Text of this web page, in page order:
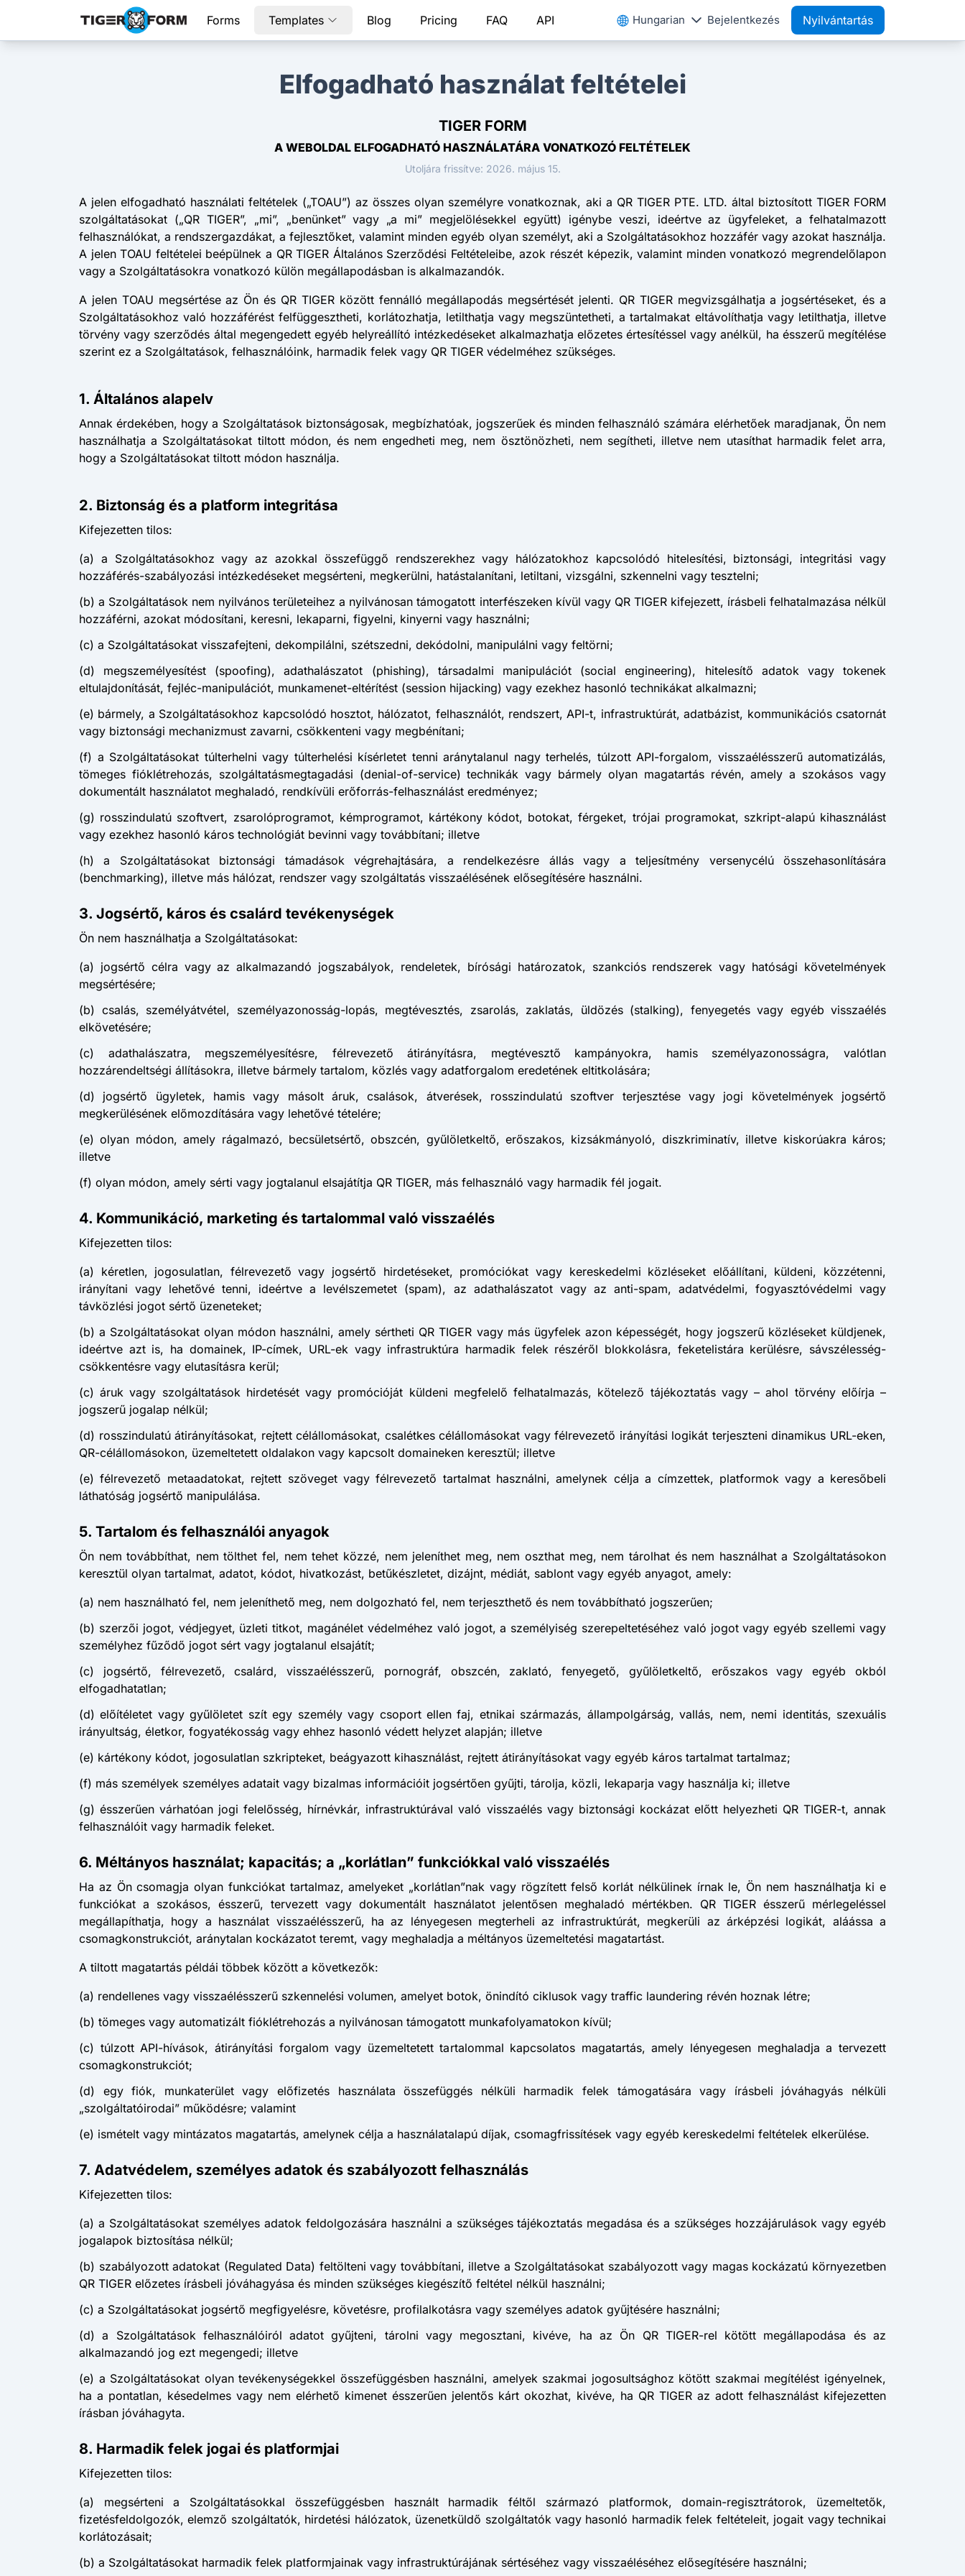
Forms Templates Blog Pricing FAQ API Hungarian Bejelentkezés Nyilvántartás
Elfogadható használat feltételei
TIGER FORM
A WEBOLDAL ELFOGADHATÓ HASZNÁLATÁRA VONATKOZÓ FELTÉTELEK
Utoljára frissítve: 2026. május 15.
A jelen elfogadható használati feltételek („TOAU”) az összes olyan személyre vonatkoznak, aki a QR TIGER PTE. LTD. által biztosított TIGER FORM
szolgáltatásokat („QR TIGER”, „mi”, „benünket” vagy „a mi” megjelölésekkel együtt) igénybe veszi, ideértve az ügyfeleket, a felhatalmazott
felhasználókat, a rendszergazdákat, a fejlesztőket, valamint minden egyéb olyan személyt, aki a Szolgáltatásokhoz hozzáfér vagy azokat használja.
A jelen TOAU feltételei beépülnek a QR TIGER Általános Szerződési Feltételeibe, azok részét képezik, valamint minden vonatkozó megrendelőlapon
vagy a Szolgáltatásokra vonatkozó külön megállapodásban is alkalmazandók.
A jelen TOAU megsértése az Ön és QR TIGER között fennálló megállapodás megsértését jelenti. QR TIGER megvizsgálhatja a jogsértéseket, és a
Szolgáltatásokhoz való hozzáférést felfüggesztheti, korlátozhatja, letilthatja vagy megszüntetheti, a tartalmakat eltávolíthatja vagy letilthatja, illetve
törvény vagy szerződés által megengedett egyéb helyreállító intézkedéseket alkalmazhatja előzetes értesítéssel vagy anélkül, ha ésszerű megítélése
szerint ez a Szolgáltatások, felhasználóink, harmadik felek vagy QR TIGER védelméhez szükséges.
1. Általános alapelv
Annak érdekében, hogy a Szolgáltatások biztonságosak, megbízhatóak, jogszerűek és minden felhasználó számára elérhetőek maradjanak, Ön nem
használhatja a Szolgáltatásokat tiltott módon, és nem engedheti meg, nem ösztönözheti, nem segítheti, illetve nem utasíthat harmadik felet arra,
hogy a Szolgáltatásokat tiltott módon használja.
2. Biztonság és a platform integritása
Kifejezetten tilos:
(a) a Szolgáltatásokhoz vagy az azokkal összefüggő rendszerekhez vagy hálózatokhoz kapcsolódó hitelesítési, biztonsági, integritási vagy
hozzáférés-szabályozási intézkedéseket megsérteni, megkerülni, hatástalanítani, letiltani, vizsgálni, szkennelni vagy tesztelni;
(b) a Szolgáltatások nem nyilvános területeihez a nyilvánosan támogatott interfészeken kívül vagy QR TIGER kifejezett, írásbeli felhatalmazása nélkül
hozzáférni, azokat módosítani, keresni, lekaparni, figyelni, kinyerni vagy használni;
(c) a Szolgáltatásokat visszafejteni, dekompilálni, szétszedni, dekódolni, manipulálni vagy feltörni;
(d) megszemélyesítést (spoofing), adathalászatot (phishing), társadalmi manipulációt (social engineering), hitelesítő adatok vagy tokenek
eltulajdonítását, fejléc-manipulációt, munkamenet-eltérítést (session hijacking) vagy ezekhez hasonló technikákat alkalmazni;
(e) bármely, a Szolgáltatásokhoz kapcsolódó hosztot, hálózatot, felhasználót, rendszert, API-t, infrastruktúrát, adatbázist, kommunikációs csatornát
vagy biztonsági mechanizmust zavarni, csökkenteni vagy megbénítani;
(f) a Szolgáltatásokat túlterhelni vagy túlterhelési kísérletet tenni aránytalanul nagy terhelés, túlzott API-forgalom, visszaélésszerű automatizálás,
tömeges fióklétrehozás, szolgáltatásmegtagadási (denial-of-service) technikák vagy bármely olyan magatartás révén, amely a szokásos vagy
dokumentált használatot meghaladó, rendkívüli erőforrás-felhasználást eredményez;
(g) rosszindulatú szoftvert, zsarolóprogramot, kémprogramot, kártékony kódot, botokat, férgeket, trójai programokat, szkript-alapú kihasználást
vagy ezekhez hasonló káros technológiát bevinni vagy továbbítani; illetve
(h) a Szolgáltatásokat biztonsági támadások végrehajtására, a rendelkezésre állás vagy a teljesítmény versenycélú összehasonlítására
(benchmarking), illetve más hálózat, rendszer vagy szolgáltatás visszaélésének elősegítésére használni.
3. Jogsértő, káros és csalárd tevékenységek
Ön nem használhatja a Szolgáltatásokat:
(a) jogsértő célra vagy az alkalmazandó jogszabályok, rendeletek, bírósági határozatok, szankciós rendszerek vagy hatósági követelmények
megsértésére;
(b) csalás, személyátvétel, személyazonosság-lopás, megtévesztés, zsarolás, zaklatás, üldözés (stalking), fenyegetés vagy egyéb visszaélés
elkövetésére;
(c) adathalászatra, megszemélyesítésre, félrevezető átirányításra, megtévesztő kampányokra, hamis személyazonosságra, valótlan
hozzárendeltségi állításokra, illetve bármely tartalom, közlés vagy adatforgalom eredetének eltitkolására;
(d) jogsértő ügyletek, hamis vagy másolt áruk, csalások, átverések, rosszindulatú szoftver terjesztése vagy jogi követelmények jogsértő
megkerülésének előmozdítására vagy lehetővé tételére;
(e) olyan módon, amely rágalmazó, becsületsértő, obszcén, gyűlöletkeltő, erőszakos, kizsákmányoló, diszkriminatív, illetve kiskorúakra káros;
illetve
(f) olyan módon, amely sérti vagy jogtalanul elsajátítja QR TIGER, más felhasználó vagy harmadik fél jogait.
4. Kommunikáció, marketing és tartalommal való visszaélés
Kifejezetten tilos:
(a) kéretlen, jogosulatlan, félrevezető vagy jogsértő hirdetéseket, promóciókat vagy kereskedelmi közléseket előállítani, küldeni, közzétenni,
irányítani vagy lehetővé tenni, ideértve a levélszemetet (spam), az adathalászatot vagy az anti-spam, adatvédelmi, fogyasztóvédelmi vagy
távközlési jogot sértő üzeneteket;
(b) a Szolgáltatásokat olyan módon használni, amely sértheti QR TIGER vagy más ügyfelek azon képességét, hogy jogszerű közléseket küldjenek,
ideértve azt is, ha domainek, IP-címek, URL-ek vagy infrastruktúra harmadik felek részéről blokkolásra, feketelistára kerülésre, sávszélesség-
csökkentésre vagy elutasításra kerül;
(c) áruk vagy szolgáltatások hirdetését vagy promócióját küldeni megfelelő felhatalmazás, kötelező tájékoztatás vagy – ahol törvény előírja –
jogszerű jogalap nélkül;
(d) rosszindulatú átirányításokat, rejtett célállomásokat, csalétkes célállomásokat vagy félrevezető irányítási logikát terjeszteni dinamikus URL-eken,
QR-célállomásokon, üzemeltetett oldalakon vagy kapcsolt domaineken keresztül; illetve
(e) félrevezető metaadatokat, rejtett szöveget vagy félrevezető tartalmat használni, amelynek célja a címzettek, platformok vagy a keresőbeli
láthatóság jogsértő manipulálása.
5. Tartalom és felhasználói anyagok
Ön nem továbbíthat, nem tölthet fel, nem tehet közzé, nem jeleníthet meg, nem oszthat meg, nem tárolhat és nem használhat a Szolgáltatásokon
keresztül olyan tartalmat, adatot, kódot, hivatkozást, betűkészletet, dizájnt, médiát, sablont vagy egyéb anyagot, amely:
(a) nem használható fel, nem jeleníthető meg, nem dolgozható fel, nem terjeszthető és nem továbbítható jogszerűen;
(b) szerzői jogot, védjegyet, üzleti titkot, magánélet védelméhez való jogot, a személyiség szerepeltetéséhez való jogot vagy egyéb szellemi vagy
személyhez fűződő jogot sért vagy jogtalanul elsajátít;
(c) jogsértő, félrevezető, csalárd, visszaélésszerű, pornográf, obszcén, zaklató, fenyegető, gyűlöletkeltő, erőszakos vagy egyéb okból
elfogadhatatlan;
(d) előítéletet vagy gyűlöletet szít egy személy vagy csoport ellen faj, etnikai származás, állampolgárság, vallás, nem, nemi identitás, szexuális
irányultság, életkor, fogyatékosság vagy ehhez hasonló védett helyzet alapján; illetve
(e) kártékony kódot, jogosulatlan szkripteket, beágyazott kihasználást, rejtett átirányításokat vagy egyéb káros tartalmat tartalmaz;
(f) más személyek személyes adatait vagy bizalmas információit jogsértően gyűjti, tárolja, közli, lekaparja vagy használja ki; illetve
(g) ésszerűen várhatóan jogi felelősség, hírnévkár, infrastruktúrával való visszaélés vagy biztonsági kockázat előtt helyezheti QR TIGER-t, annak
felhasználóit vagy harmadik feleket.
6. Méltányos használat; kapacitás; a „korlátlan” funkciókkal való visszaélés
Ha az Ön csomagja olyan funkciókat tartalmaz, amelyeket „korlátlan”nak vagy rögzített felső korlát nélkülinek írnak le, Ön nem használhatja ki e
funkciókat a szokásos, ésszerű, tervezett vagy dokumentált használatot jelentősen meghaladó mértékben. QR TIGER ésszerű mérlegeléssel
megállapíthatja, hogy a használat visszaélésszerű, ha az lényegesen megterheli az infrastruktúrát, megkerüli az árképzési logikát, aláássa a
csomagkonstrukciót, aránytalan kockázatot teremt, vagy meghaladja a méltányos üzemeltetési magatartást.
A tiltott magatartás példái többek között a következők:
(a) rendellenes vagy visszaélésszerű szkennelési volumen, amelyet botok, önindító ciklusok vagy traffic laundering révén hoznak létre;
(b) tömeges vagy automatizált fióklétrehozás a nyilvánosan támogatott munkafolyamatokon kívül;
(c) túlzott API-hívások, átirányítási forgalom vagy üzemeltetett tartalommal kapcsolatos magatartás, amely lényegesen meghaladja a tervezett
csomagkonstrukciót;
(d) egy fiók, munkaterület vagy előfizetés használata összefüggés nélküli harmadik felek támogatására vagy írásbeli jóváhagyás nélküli
„szolgáltatóirodai” működésre; valamint
(e) ismételt vagy mintázatos magatartás, amelynek célja a használatalapú díjak, csomagfrissítések vagy egyéb kereskedelmi feltételek elkerülése.
7. Adatvédelem, személyes adatok és szabályozott felhasználás
Kifejezetten tilos:
(a) a Szolgáltatásokat személyes adatok feldolgozására használni a szükséges tájékoztatás megadása és a szükséges hozzájárulások vagy egyéb
jogalapok biztosítása nélkül;
(b) szabályozott adatokat (Regulated Data) feltölteni vagy továbbítani, illetve a Szolgáltatásokat szabályozott vagy magas kockázatú környezetben
QR TIGER előzetes írásbeli jóváhagyása és minden szükséges kiegészítő feltétel nélkül használni;
(c) a Szolgáltatásokat jogsértő megfigyelésre, követésre, profilalkotásra vagy személyes adatok gyűjtésére használni;
(d) a Szolgáltatások felhasználóiról adatot gyűjteni, tárolni vagy megosztani, kivéve, ha az Ön QR TIGER-rel kötött megállapodása és az
alkalmazandó jog ezt megengedi; illetve
(e) a Szolgáltatásokat olyan tevékenységekkel összefüggésben használni, amelyek szakmai jogosultsághoz kötött szakmai megítélést igényelnek,
ha a pontatlan, késedelmes vagy nem elérhető kimenet ésszerűen jelentős kárt okozhat, kivéve, ha QR TIGER az adott felhasználást kifejezetten
írásban jóváhagyta.
8. Harmadik felek jogai és platformjai
Kifejezetten tilos:
(a) megsérteni a Szolgáltatásokkal összefüggésben használt harmadik féltől származó platformok, domain-regisztrátorok, üzemeltetők,
fizetésfeldolgozók, elemző szolgáltatók, hirdetési hálózatok, üzenetküldő szolgáltatók vagy hasonló harmadik felek feltételeit, jogait vagy technikai
korlátozásait;
(b) a Szolgáltatásokat harmadik felek platformjainak vagy infrastruktúrájának sértéséhez vagy visszaéléséhez elősegítésére használni;